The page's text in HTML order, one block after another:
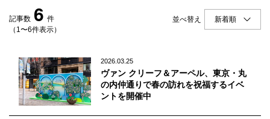
ニュース＆イベント
データ
SERVICE
初めての方へ
Q&A
企業担当の方へ
ログイン
会員登録
記事数 6 件
（1〜6件表示）
並べ替え
2026.03.25
ヴァン クリーフ＆アーペル、東京・丸
の内仲通りで春の訪れを祝福するイベ
ントを開催中